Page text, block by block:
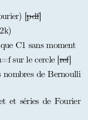
[pdf]
C1 sans moment
sur le cercle [ref]
nombres de Bernoulli
et séries de Fourier